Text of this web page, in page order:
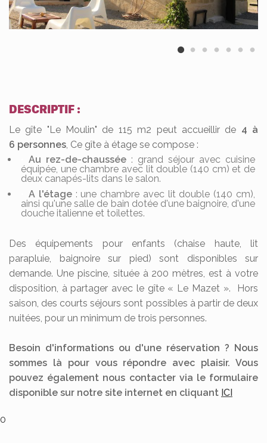
DESCRIPTIF :
Le gîte "Le Moulin" de 115 m2 peut accueillir de 4 à
6 personnes, Ce gîte à étage se compose :
Au rez-de-chaussée : grand séjour avec cuisine
équipée, une chambre avec lit double (140 cm) et de
deux canapés-lits dans le salon.
A l'étage: une chambre avec lit double (140 cm),
ainsi qu'une salle de bain dotée d'une baignoire, d'une
douche italienne et toilettes.
Des équipements pour enfants (chaise haute, lit
parapluie, baignoire sur pied) sont disponibles sur
demande. Une piscine, située à 200 mètres, est à votre
disposition, à partager avec le gîte « Le Mazet ». Hors
saison, des courts séjours sont possibles à partir de deux
nuitées, pour un minimum de trois personnes.
Besoin d'informations ou d'une réservation ? Nous
sommes là pour vous répondre avec plaisir. Vous
pouvez également nous contacter via le formulaire
disponible sur notre site internet en cliquant ICI
0